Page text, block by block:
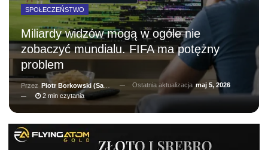
SPOŁECZEŃSTWO
Miliardy widzów mogą w ogóle nie
zobaczyć mundialu. FIFA ma potężny
problem
Przez Piotr Borkowski (Salernitano) Ostatnia aktualizacja maj 5, 2026
2 min czytania